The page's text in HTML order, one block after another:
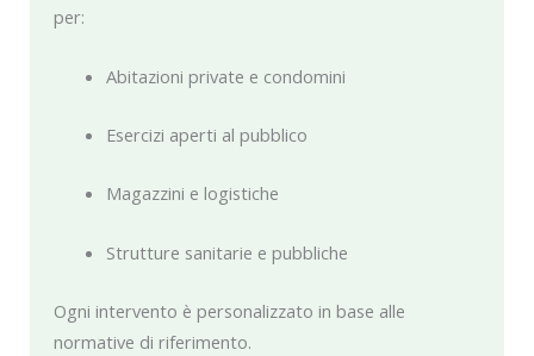
per:
Abitazioni private e condomini
Esercizi aperti al pubblico
Magazzini e logistiche
Strutture sanitarie e pubbliche
Ogni intervento è personalizzato in base alle
normative di riferimento.